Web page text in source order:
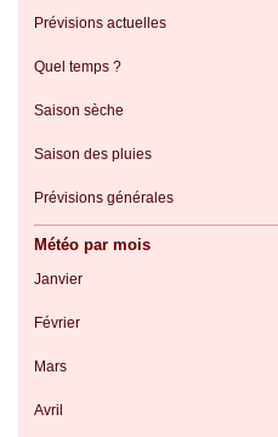
Prévisions actuelles
Quel temps ?
Saison sèche
Saison des pluies
Prévisions générales
Météo par mois
Janvier
Février
Mars
Avril